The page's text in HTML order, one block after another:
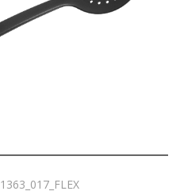
1363_017_FLEX